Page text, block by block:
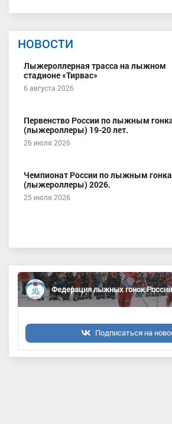
НОВОСТИ
Лыжероллерная трасса на лыжном
стадионе «Тирвас»
6 августа 2026
Первенство России по лыжным
(лыжероллеры) 19-20 лет.
26 июля 2026
Чемпионат России по лыжным
(лыжероллеры) 2026.
25 июля 2026
Федерация лыжных гонок России
Подписаться на